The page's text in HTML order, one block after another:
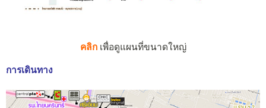
คลิก เพื่อดูแผนที่ขนาดใหญ่
การเดินทาง